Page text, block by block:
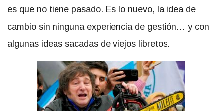
es que no tiene pasado. Es lo nuevo, la idea de
cambio sin ninguna experiencia de gestión… y con
algunas ideas sacadas de viejos libretos.